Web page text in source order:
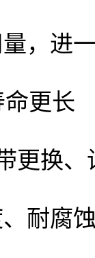
，进
更长
更换
耐腐